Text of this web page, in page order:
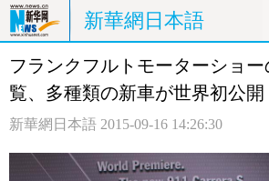
新華網日本語
ホームページ 政治
観光
フランクフルトモーターショ
覧、多種類の新車が世界初公開
新華網日本語 2015-09-16 14:26:30